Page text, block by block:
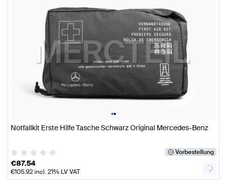
••
Notfallkit Erste Hilfe Tasche Schwarz Original Mercedes-Benz
Vorbestellung
€87.54
€105.92incl. 21% LV VAT